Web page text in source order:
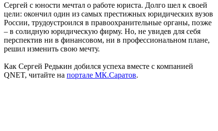
Сергей с юности мечтал о работе юриста. Долго шел к своей
цели: окончил один из самых престижных юридических вузов
России, трудоустроился в правоохранительные органы, позже
– в солидную юридическую фирму. Но, не увидев для себя
перспектив ни в финансовом, ни в профессиональном плане,
решил изменить свою мечту.
Как Сергей Редькин добился успеха вместе с компанией
QNET, читайте на портале МК.Саратов.